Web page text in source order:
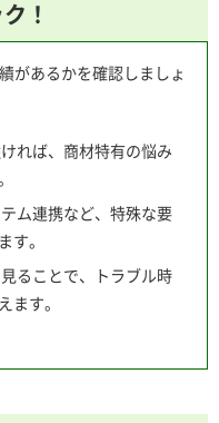
！
があるかを確認しましょ
れば、商材特有の悩み
ム連携など、特殊な要
す。
ることで、トラブル時
ます。